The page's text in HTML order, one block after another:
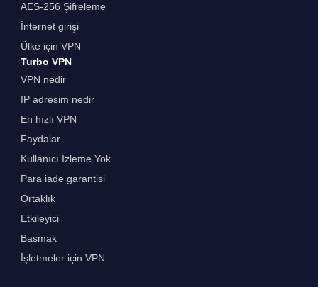
AES-256 Şifreleme
İnternet girişi
Ülke için VPN
Turbo VPN
VPN nedir
IP adresim nedir
En hızlı VPN
Faydalar
Kullanıcı İzleme Yok
Para iade garantisi
Ortaklık
Etkileyici
Basmak
İşletmeler için VPN